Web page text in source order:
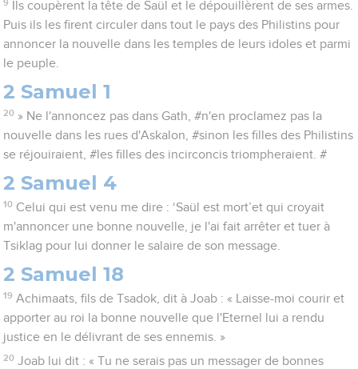
9
Ils coupèrent la tête de Saül et le dépouillèrent de ses armes.
Puis ils les firent circuler dans tout le pays des Philistins pour
annoncer la nouvelle dans les temples de leurs idoles et parmi
le peuple.
2 Samuel 1
20 » Ne l'annoncez pas dans Gath, #n'en proclamez pas la
nouvelle dans les rues d'Askalon, #sinon les filles des Philistins
se réjouiraient, #les filles des incirconcis triompheraient. #
2 Samuel 4
10 Celui qui est venu me dire : ‘Saül est mort’et qui croyait
m'annoncer une bonne nouvelle, je l'ai fait arrêter et tuer à
Tsiklag pour lui donner le salaire de son message.
2 Samuel 18
19 Achimaats, fils de Tsadok, dit à Joab : « Laisse-moi courir et
apporter au roi la bonne nouvelle que l'Eternel lui a rendu
justice en le délivrant de ses ennemis. »
20 Joab lui dit : « Tu ne serais pas un messager de bonnes